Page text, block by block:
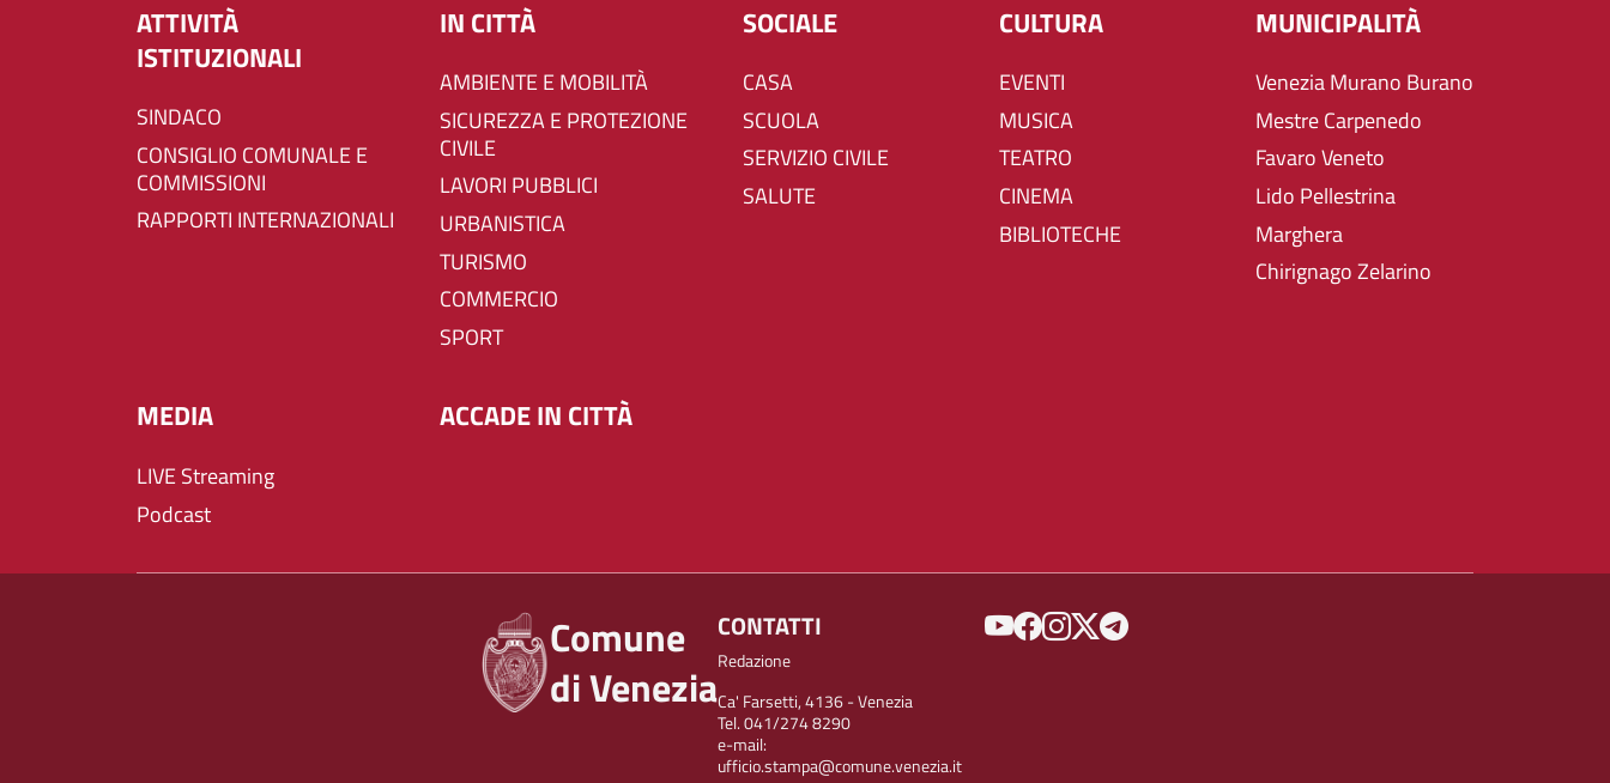
ATTIVITÀ
ISTITUZIONALI
SINDACO
CONSIGLIO COMUNALE E
COMMISSIONI
RAPPORTI INTERNAZIONALI
IN CITTÀ
AMBIENTE E MOBILITÀ
SICUREZZA E PROTEZIONE
CIVILE
LAVORI PUBBLICI
URBANISTICA
TURISMO
COMMERCIO
SPORT
SOCIALE
CASA
SCUOLA
SERVIZIO CIVILE
SALUTE
CULTURA
EVENTI
MUSICA
TEATRO
CINEMA
BIBLIOTECHE
MUNICIPALITÀ
Venezia Murano Burano
Mestre Carpenedo
Favaro Veneto
Lido Pellestrina
Marghera
Chirignago Zelarino
MEDIA
LIVE Streaming
Podcast
ACCADE IN CITTÀ
Comune
di Venezia
CONTATTI
Redazione
Ca' Farsetti, 4136 - Venezia
Tel. 041/274 8290
e-mail:
ufficio.stampa@comune.venezia.it
SOCIAL MENU